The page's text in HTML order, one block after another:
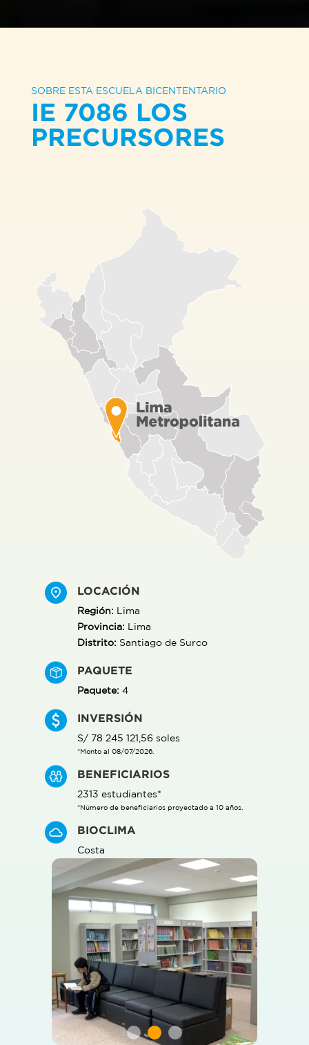
SOBRE ESTA ESCUELA BICENTENTARIO
IE 7086 LOS
PRECURSORES
LOCACIÓN
Región: Lima
Provincia: Lima
Distrito: Santiago de Surco
PAQUETE
Paquete: 4
INVERSIÓN
S/ 78 245 121,56 soles
*Monto al 08/07/2026.
BENEFICIARIOS
2313 estudiantes*
*Número de beneficiarios proyectado a 10 años.
BIOCLIMA
Costa